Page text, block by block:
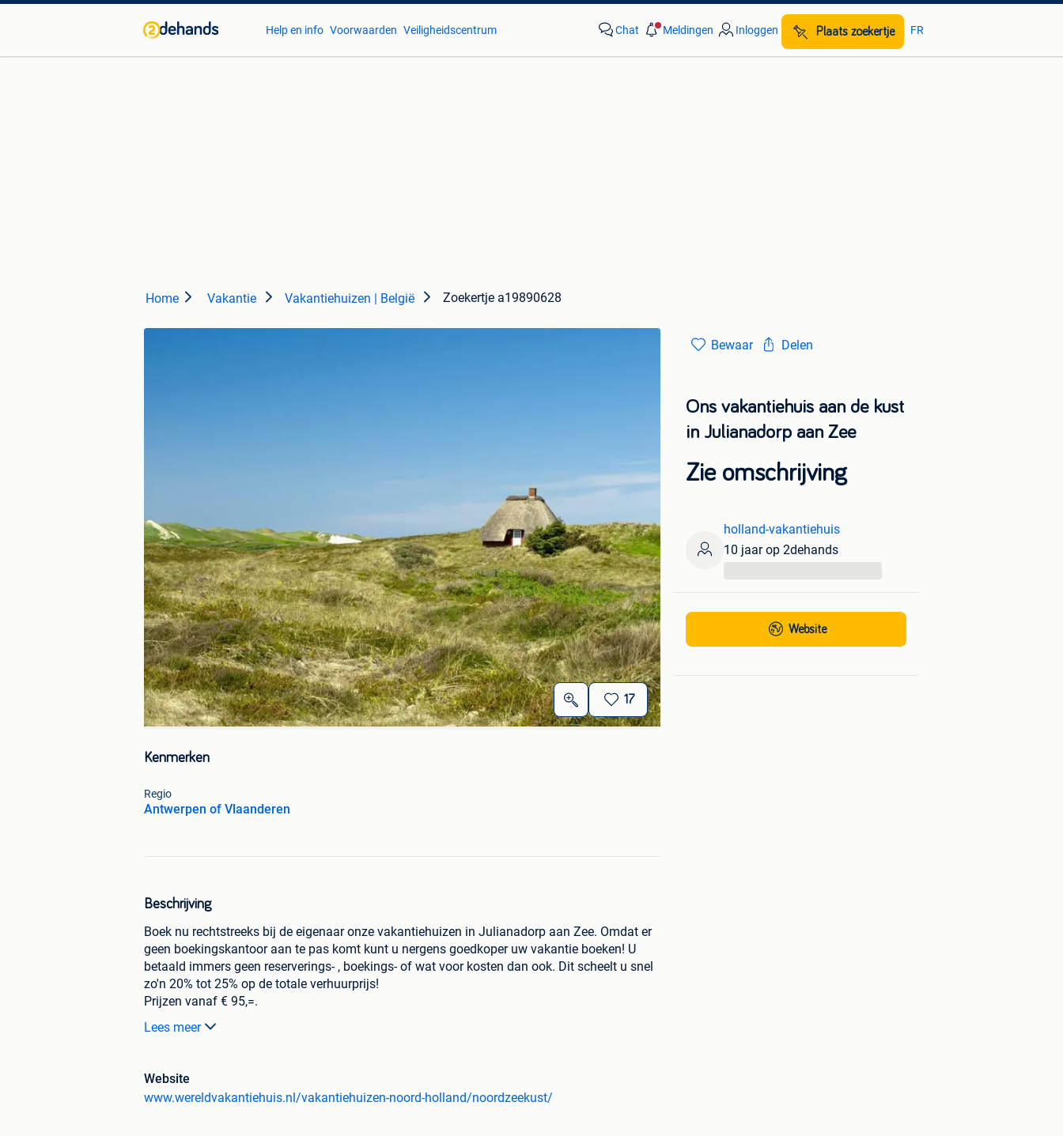
Help en info Voorwaarden Veiligheidscentrum Chat Meldingen Inloggen Plaats zoekertje FR
Home Vakantie Vakantiehuizen | België Zoekertje a19890628
17
Kenmerken
Regio
Antwerpen of Vlaanderen
Beschrijving
Boek nu rechtstreeks bij de eigenaar onze vakantiehuizen in Julianadorp aan Zee. Omdat er
geen boekingskantoor aan te pas komt kunt u nergens goedkoper uw vakantie boeken! U
betaald immers geen reserverings- , boekings- of wat voor kosten dan ook. Dit scheelt u snel
zo'n 20% tot 25% op de totale verhuurprijs!
Prijzen vanaf € 95,=.
Volop ruimte in schoolvakanties. Kijk voor foto's, prijzen en bezetting op onze website.
Lees meer
Website
www.wereldvakantiehuis.nl/vakantiehuizen-noord-holland/noordzeekust/
Bewaar Delen
Ons vakantiehuis aan de kust
in Julianadorp aan Zee
Zie omschrijving
holland-vakantiehuis
10 jaar op 2dehands
Website